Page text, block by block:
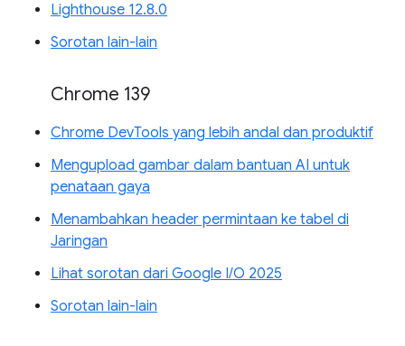
Lighthouse 12.8.0
Sorotan lain-lain
Chrome 139
Chrome DevTools yang lebih andal dan produktif
Mengupload gambar dalam bantuan AI untuk
penataan gaya
Menambahkan header permintaan ke tabel di
Jaringan
Lihat sorotan dari Google I/O 2025
Sorotan lain-lain